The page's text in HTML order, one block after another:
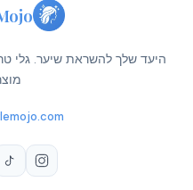
היעד שלך להשראת שיער. גלי